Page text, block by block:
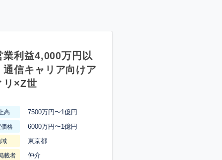
業利益4,000万円以
通信キャリア向けア
リ×Z世
高 7500万円〜1億円
格 6000万円〜1億円
域 東京都
載者 仲介